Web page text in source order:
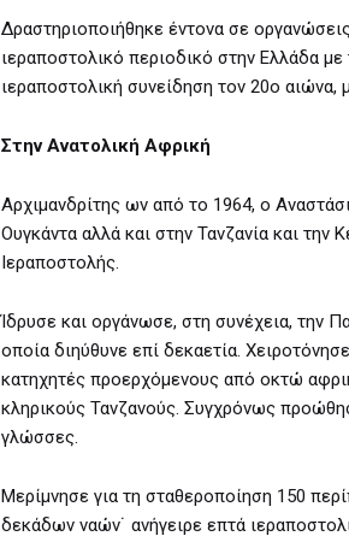
Δραστηριοποιήθηκε έντονα σε
ιεραποστολικό περιοδικό στην Ελλάδα
ιεραποστολική συνείδηση τον 20ο
Στην Ανατολική Αφρική
Αρχιμανδρίτης ων από το 1964, ο
Ουγκάντα αλλά και στην Τανζανία και
Ιεραποστολής.
Ίδρυσε και οργάνωσε, στη συνέχεια, την
οποία διηύθυνε επί δεκαετία.
κατηχητές προερχόμενους από οκτώ
κληρικούς Τανζανούς. Συγχρόνως
γλώσσες.
Μερίμνησε για τη σταθεροποίηση 150
δεκάδων ναών˙ ανήγειρε επτά